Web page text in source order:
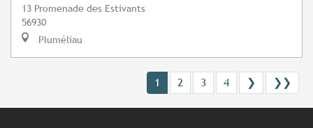
13 Promenade des Estivants
56930
Pluméliau
1 2 3 4 ❯ ❯❯